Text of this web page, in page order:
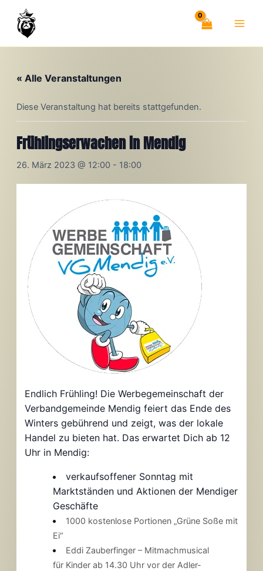
Inhalt
springen
« Alle Veranstaltungen
Diese Veranstaltung hat bereits stattgefunden.
Frühlingserwachen in Mendig
26. März 2023 @ 12:00- 18:00
Endlich Frühling! Die Werbegemeinschaft der
Verbandgemeinde Mendig feiert das Ende des
Winters gebührend und zeigt, was der lokale
Handel zu bieten hat. Das erwartet Dich ab 12
Uhr in Mendig:
verkaufsoffener Sonntag mit
Marktständen und Aktionen der Mendiger
Geschäfte
1000 kostenlose Portionen „Grüne Soße mit
Ei“
Eddi Zauberfinger – Mitmachmusical
für Kinder ab 14.30 Uhr vor der Adler-